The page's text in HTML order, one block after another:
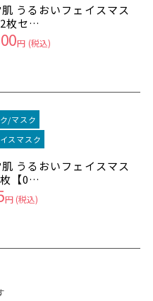
うるおいフェイスマス
枚セ…
円 (税込)
/マスク
スマスク
うるおいフェイスマス
【0…
円 (税込)